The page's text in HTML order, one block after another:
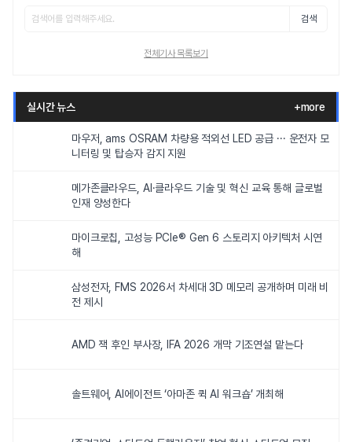
검색
전체기사 목록보기
실시간 뉴스 +more
마우저, ams OSRAM 차량용 적외선 LED 공급 ··· 운전자 모
니터링 및 탑승자 감지 지원
메가존클라우드, AI·클라우드 기술 및 혁신 교육 통해 글로벌
인재 양성한다
마이크로칩, 고성능 PCIe® Gen 6 스토리지 아키텍처 시연
해
삼성전자, FMS 2026서 차세대 3D 메모리 공개하며 미래 비
전 제시
AMD 잭 후인 부사장, IFA 2026 개막 기조연설 맡는다
솔트웨어, AI에이전트 ‘아마존 퀵 AI 워크숍’ 개최해